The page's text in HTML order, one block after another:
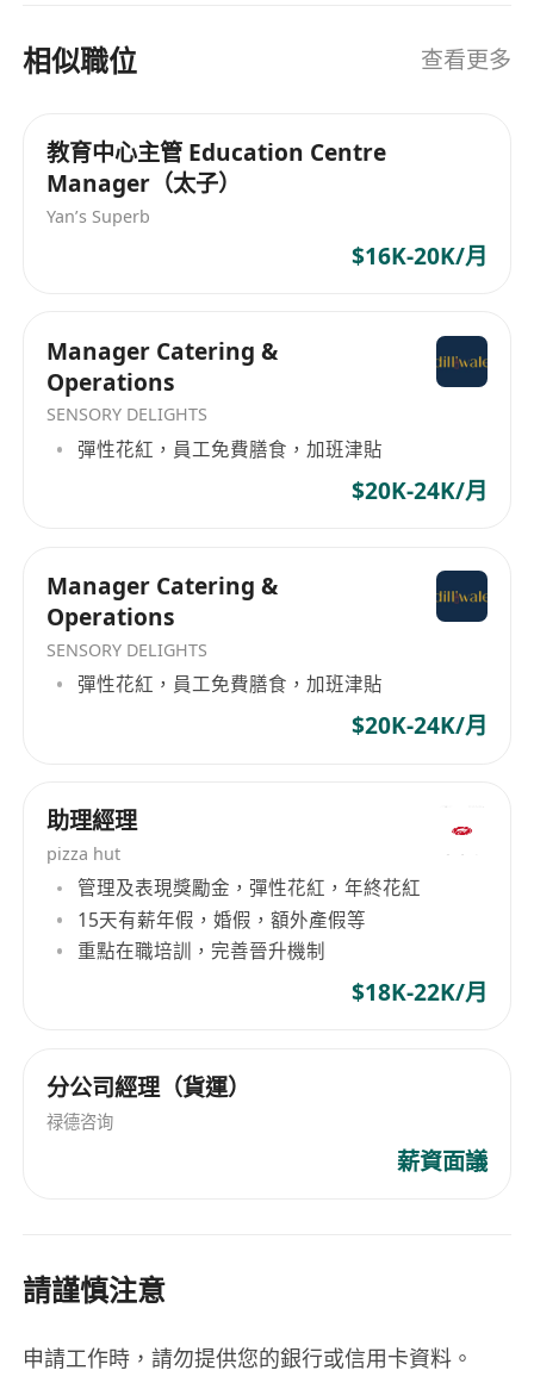
處理病人查詢及投訴，維持高水平的客戶服務。
維護與轉介醫生 (Referring Doctors)、保險公司及
【入職要求 Requirements】
學歷：持有醫務管理、醫療科學、放射學或相關學
少 3年為管理級別。具備私營診所或影像中心經驗
者優先。
專業知識：
熟悉香港醫療體系及診所運作流程。
熟悉操作診所管理系統 (CMS) 及電子健康紀錄
優先考慮。
語言能力：精通廣東話及英語，具備良好的普通話
溝通能力。
軟技能：出色的領導才能、解決問題能力、抗壓性
相似職位 查看更多
教育中心主管 Education Centre
Manager（太子）
Yan’s Superb
$16K-20K/月
Manager Catering &
Operations
SENSORY DELIGHTS
彈性花紅，員工免費膳食，加班津貼
$20K-24K/月
Manager Catering &
Operations
SENSORY DELIGHTS
彈性花紅，員工免費膳食，加班津貼
$20K-24K/月
助理經理
pizza hut
管理及表現獎勵金，彈性花紅，年終花紅
15天有薪年假，婚假，額外產假等
重點在職培訓，完善晉升機制
$18K-22K/月
分公司經理（貨運）
禄德咨询
薪資面議
請謹慎注意
申請工作時，請勿提供您的銀行或信用卡資料。